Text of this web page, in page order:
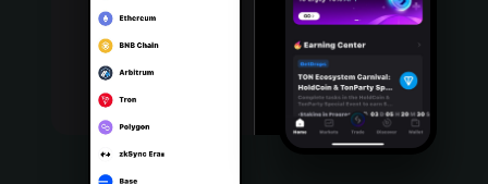
Português (Portugal)
Bahasa Indonesia